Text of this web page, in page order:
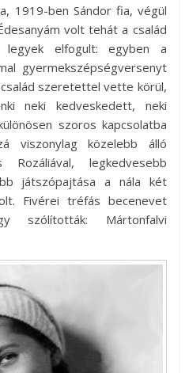
1919-ben Sándor fia, végül
volt tehát a család
elfogult: egyben a
gyermekszépségversenyt
szeretettel vette körül,
neki kedveskedett, neki
szoros kapcsolatba
viszonylag közelebb álló
legkedvesebb
játszópajtása a nála két
Fivérei tréfás becenevet
szólították: Mártonfalvi